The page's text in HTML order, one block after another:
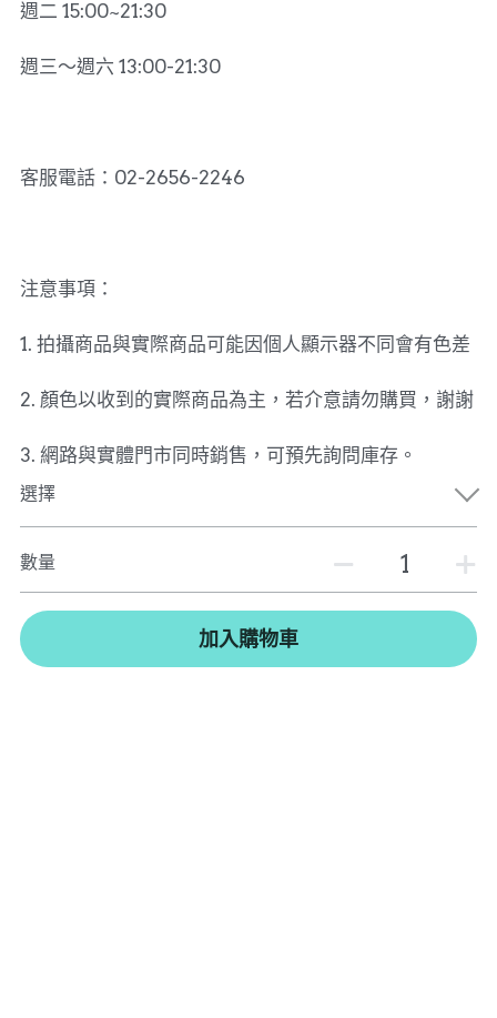
週二 15:00~21:30
週三～週六 13:00-21:30
客服電話：02-2656-2246
注意事項：
1. 拍攝商品與實際商品可能因個人顯示器不同會有色差
2. 顏色以收到的實際商品為主，若介意請勿購買，謝謝
3. 網路與實體門市同時銷售，可預先詢問庫存。
選擇
數量
加入購物車